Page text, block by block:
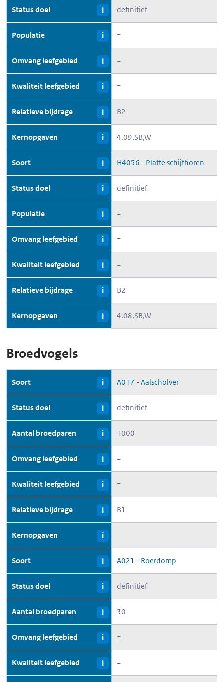
Status doel i definitief
Populatie i =
Omvang leefgebied i =
Kwaliteit leefgebied i =
Relatieve bijdrage i B2
Kernopgaven i 4.09,SB,W
Soort i H4056 - Platte schijfhoren
Status doel i definitief
Populatie i =
Omvang leefgebied i =
Kwaliteit leefgebied i =
Relatieve bijdrage i B2
Kernopgaven i 4.08,SB,W
Broedvogels
Soort i A017 - Aalscholver
Status doel i definitief
Aantal broedparen i 1000
Omvang leefgebied i =
Kwaliteit leefgebied i =
Relatieve bijdrage i B1
Kernopgaven i
Soort i A021 - Roerdomp
Status doel i definitief
Aantal broedparen i 30
Omvang leefgebied i =
Kwaliteit leefgebied i =